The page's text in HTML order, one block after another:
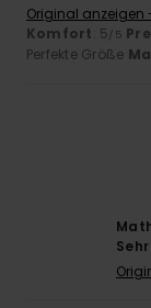
Original anzeigen
Komfort: 5/5
Perfekte Größe